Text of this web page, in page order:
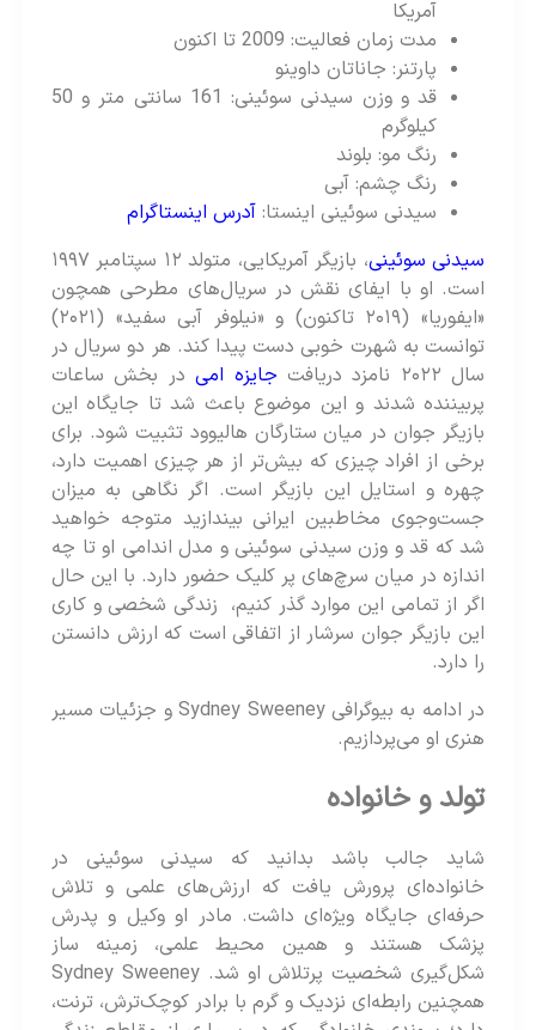
مدت زمان فعالیت: 2009 تا اکنون
پارتنر: جاناتان داوینو
قد و وزن سیدنی سوئینی: 161 سانتی متر و 50
کیلوگرم
رنگ مو: بلوند
رنگ چشم: آبی
سیدنی سوئینی اینستا:آدرس اینستاگرام
سیدنی سوئینی
، بازیگر آمریکایی، متولد ۱۲ سپتامبر ۱۹۹۷
است. او با ایفای نقش در سریال‌های مطرحی همچون
«ایفوریا» (۲۰۱۹ تاکنون) و «نیلوفر آبی سفید» (۲۰۲۱)
توانست به شهرت خوبی دست پیدا کند. هر دو سریال در
جایزه امیدر بخش ساعات
پربیننده شدند و این موضوع باعث شد تا جایگاه این
بازیگر جوان در میان ستارگان هالیوود تثبیت شود. برای
برخی از افراد چیزی که بیش‌تر از هر چیزی اهمیت دارد،
چهره و استایل این بازیگر است. اگر نگاهی به میزان
جست‌وجوی مخاطبین ایرانی بیندازید متوجه خواهید
شد که قد و وزن سیدنی سوئینی و مدل اندامی او تا چه
اندازه در میان سرچ‌های پر کلیک حضور دارد. با این حال
اگر از تمامی این موارد گذر کنیم، زندگی شخصی و کاری
این بازیگر جوان سرشار از اتفاقی است که ارزش دانستن
را دارد.
در ادامه به بیوگرافی Sydney Sweeney و جزئیات مسیر
هنری او می‌پردازیم.
تولد و خانواده
شاید جالب باشد بدانید که سیدنی سوئینی در
خانواده‌ای پرورش یافت که ارزش‌های علمی و تلاش
حرفه‌ای جایگاه ویژه‌ای داشت. مادر او وکیل و پدرش
پزشک هستند و همین محیط علمی، زمینه‌ ساز
شکل‌گیری شخصیت پرتلاش او شد. Sydney Sweeney
همچنین رابطه‌ای نزدیک و گرم با برادر کوچک‌ترش، ترنت،